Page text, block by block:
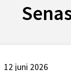
12 juni 2026